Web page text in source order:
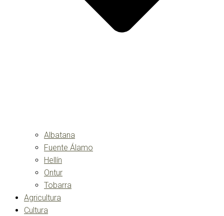
Albatana
Fuente Álamo
Hellín
Ontur
Tobarra
Agricultura
Cultura